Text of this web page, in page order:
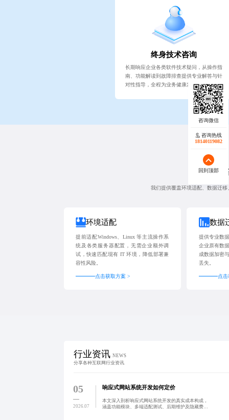
终身技术咨询
长期响应企业各类软件技术疑问，从操作指
南、功能解读到故障排查提供专业解答与针
对性指导，全程为业务健康发展保驾护航。
环
我们提供覆盖环境适配、数据迁
环境适配
提前适配Windows、Linux 等主流操作系
统及各类服务器配置，无需企业额外调
试，快速匹配现有 IT 环境，降低部署兼
容性风险。
点击获取方案 >
数据
提供专业数
企业原有数
成数据加密
丢失。
点
行业资讯 NEWS
分享各种互联网行业资讯
05
2026.07
响应式网站系统开发如何定价
本文深入剖析响应式网站系统开发的真实成本构成，
涵盖功能模块、多端适配测试、后期维护及隐藏费用
咨询热线
18140119082
回到顶部